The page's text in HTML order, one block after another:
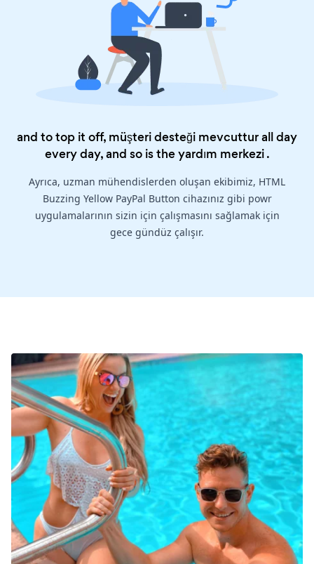
and to top it off, müşteri desteği mevcuttur all day
every day, and so is theyardım merkezi.
Ayrıca, uzman mühendislerden oluşan ekibimiz, HTML
Buzzing Yellow PayPal Button cihazınız gibi powr
uygulamalarının sizin için çalışmasını sağlamak için
gece gündüz çalışır.